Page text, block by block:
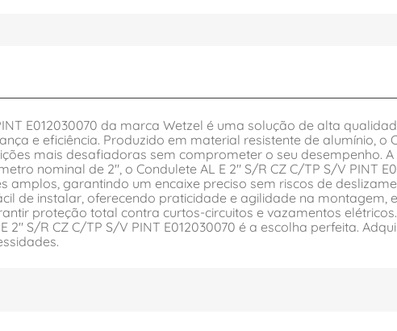
E012030070 da marca Wetzel é uma solução de alta
e eficiência. Produzido em material resistente de alumínio, o
mais desafiadoras sem comprometer o seu desempenho.
nominal de 2", o Condulete AL E 2" S/R CZ C/TP S/V PINT
amplos, garantindo um encaixe preciso sem riscos de
de instalar, oferecendo praticidade e agilidade na
proteção total contra curtos-circuitos e vazamentos
2" S/R CZ C/TP S/V PINT E012030070 é a escolha perfeita.